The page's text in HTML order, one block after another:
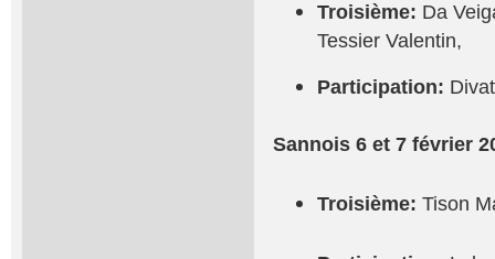
Troisième: Da
Tessier Valentin,
Participation:
Sannois 6 et 7 février
Troisième: Tison